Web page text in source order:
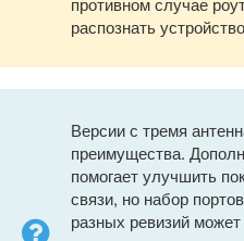
распознать
Версии с тремя
преимущества.
помогает улучшить
связи, но набор
разных ревизий